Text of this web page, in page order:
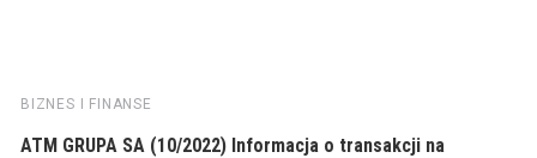
BIZNES I FINANSE
ATM GRUPA SA (10/2022) Informacja o transakcji na